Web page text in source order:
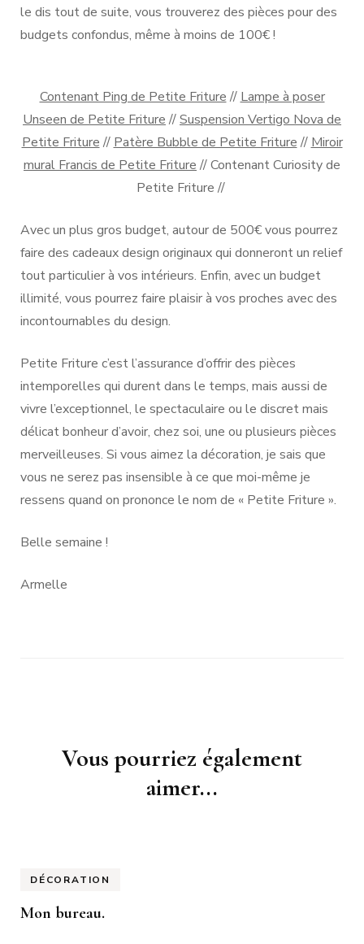
le dis tout de suite, vous trouverez des pièces pour des
budgets confondus, même à moins de 100€ !
Contenant Ping de Petite Friture//Lampe à poser
Unseen de Petite Friture//Suspension Vertigo Nova de
Petite Friture//Patère Bubble de Petite Friture//Miroir
mural Francis de Petite Friture// Contenant Curiosity de
Petite Friture //
Avec un plus gros budget, autour de 500€ vous pourrez
faire des cadeaux design originaux qui donneront un relief
tout particulier à vos intérieurs. Enfin, avec un budget
illimité, vous pourrez faire plaisir à vos proches avec des
incontournables du design.
Petite Friture c’est l’assurance d’offrir des pièces
intemporelles qui durent dans le temps, mais aussi de
vivre l’exceptionnel, le spectaculaire ou le discret mais
délicat bonheur d’avoir, chez soi, une ou plusieurs pièces
merveilleuses. Si vous aimez la décoration, je sais que
vous ne serez pas insensible à ce que moi-même je
ressens quand on prononce le nom de « Petite Friture ».
Belle semaine !
Armelle
Navigation
Vous pourriez également
aimer...
DÉCORATION
Mon bureau.